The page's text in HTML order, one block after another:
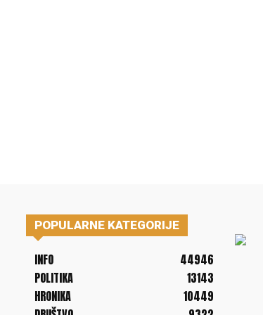
POPULARNE KATEGORIJE
INFO
44946
POLITIKA
13143
HRONIKA
10449